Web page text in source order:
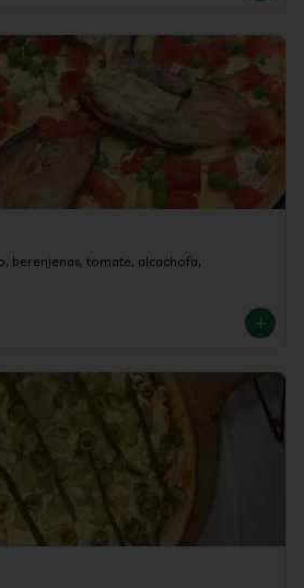
berenjenas, tomate, alcachofa,